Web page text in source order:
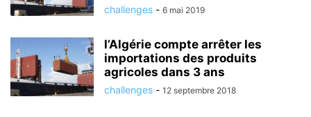
challenges - 6 mai 2019
l’Algérie compte arrêter les
importations des produits
agricoles dans 3 ans
challenges - 12 septembre 2018